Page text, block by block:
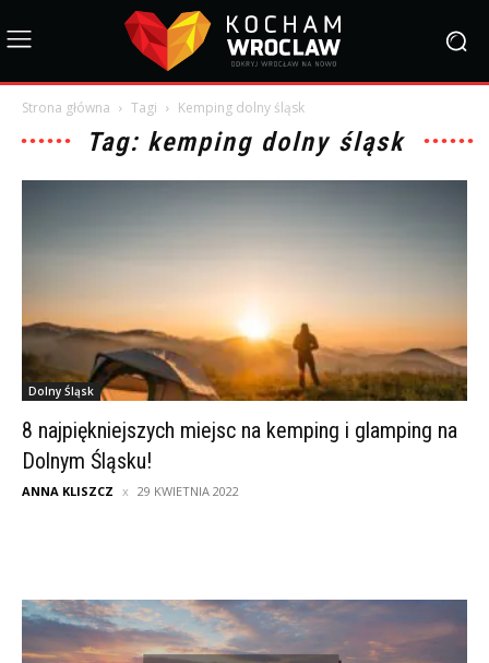
Strona główna Tagi Kemping dolny śląsk
Tag: kemping dolny śląsk
Dolny Śląsk
8 najpiękniejszych miejsc na kemping i glamping na
Dolnym Śląsku!
ANNA KLISZCZ 29 KWIETNIA 2022